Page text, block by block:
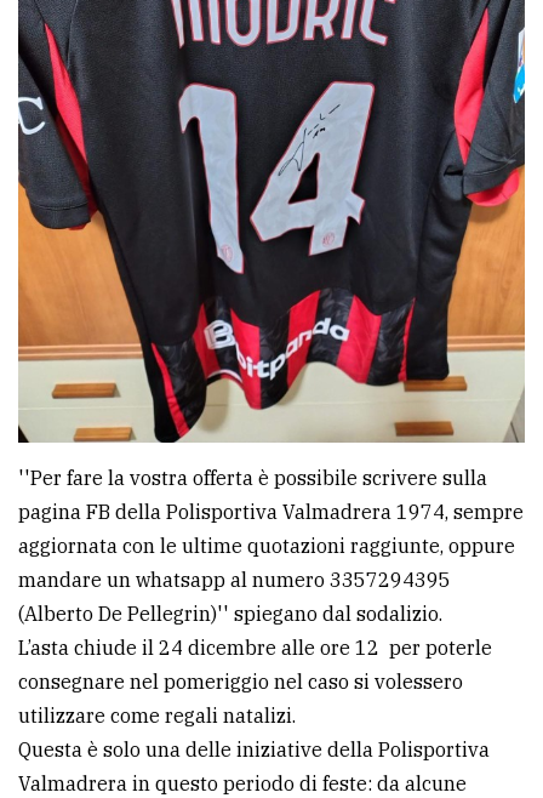
Cookie
policy
''Per fare la vostra offerta è possibile scrivere sulla
pagina FB della Polisportiva Valmadrera 1974, sempre
aggiornata con le ultime quotazioni raggiunte, oppure
mandare un whatsapp al numero 3357294395
(Alberto De Pellegrin)'' spiegano dal sodalizio.
L’asta chiude il 24 dicembre alle ore 12 per poterle
consegnare nel pomeriggio nel caso si volessero
utilizzare come regali natalizi.
Questa è solo una delle iniziative della Polisportiva
Valmadrera in questo periodo di feste: da alcune